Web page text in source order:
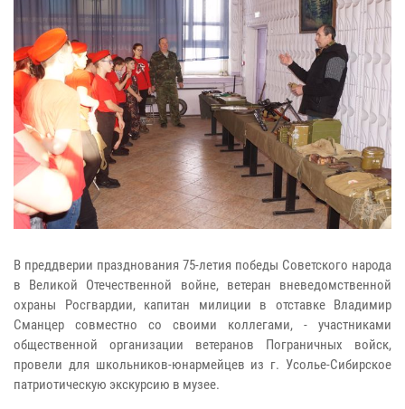
В преддверии празднования 75-летия победы Советского народа
в Великой Отечественной войне, ветеран вневедомственной
охраны Росгвардии, капитан милиции в отставке Владимир
Сманцер совместно со своими коллегами, - участниками
общественной организации ветеранов Пограничных войск,
провели для школьников-юнармейцев из г. Усолье-Сибирское
патриотическую экскурсию в музее.